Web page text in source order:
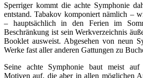
Sperriger kommt die achte Symphonie
entstand. Tabakov komponiert nämlich –
– hauptsächlich in den Ferien im
Beschränkung ist sein Werkverzeichnis
Booklet ausweist. Abgesehen von neun
Werke fast aller anderen Gattungen zu
Seine achte Symphonie baut meist auf
Motiven auf, die aber in allen möglichen